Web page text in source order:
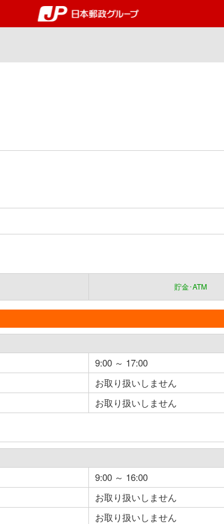
郵便局・日本郵政グルー
貯金･ATM
9:00 ～ 17:00
お取り扱いしません
お取り扱いしません
9:00 ～ 16:00
お取り扱いしません
お取り扱いしません